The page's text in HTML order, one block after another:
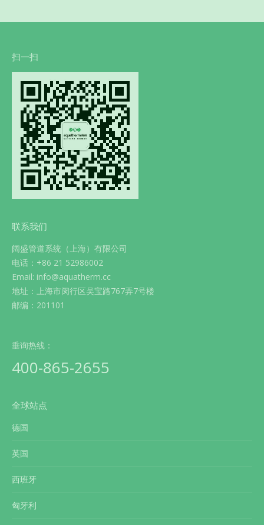
扫一扫
联系我们
阔盛管道系统（上海）有限公司
电话：+86 21 52986002
Email: info@aquatherm.cc
地址：上海市闵行区吴宝路767弄7号楼
邮编：201101
垂询热线：
400-865-2655
全球站点
德国
英国
西班牙
匈牙利